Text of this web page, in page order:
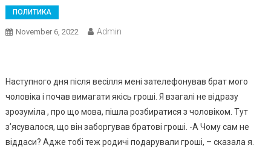
ПОЛИТИКА
November 6, 2022 Admin
Наступного дня після весілля мені зателефонував брат мого
чоловіка і почав вимагати якісь гроші. Я взагалі не відразу
зрозуміла , про що мова, пішла розбиратися з чоловіком. Тут
з’ясувалося, що він заборгував братові гроші. -А Чому сам не
віддаси? Адже тобі теж родичі подарували гроші, – сказала я.